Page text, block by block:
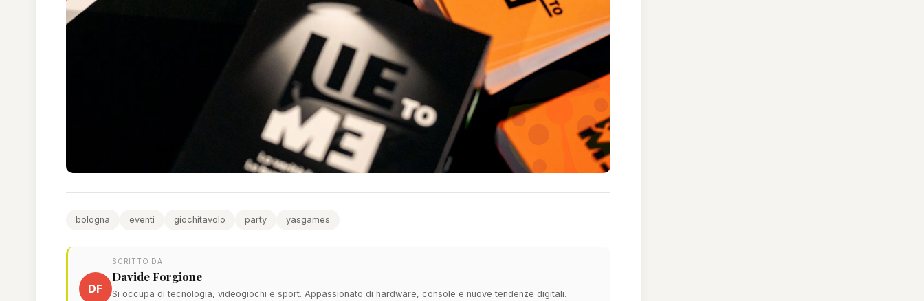
bologna eventi giochitavolo party yasgames
DF
SCRITTO DA
Davide Forgione
Si occupa di tecnologia, videogiochi e sport. Appassionato di hardware, console e nuove tendenze digitali.